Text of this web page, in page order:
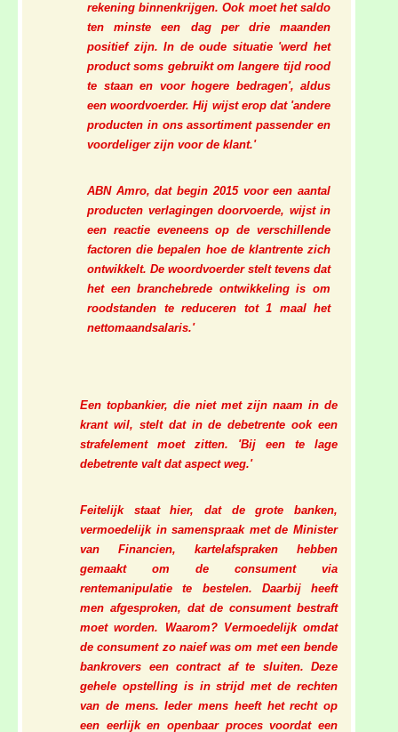
rekening binnenkrijgen. Ook moet het saldo
ten minste een dag per drie maanden
positief zijn. In de oude situatie 'werd het
product soms gebruikt om langere tijd rood
te staan en voor hogere bedragen', aldus
een woordvoerder. Hij wijst erop dat 'andere
producten in ons assortiment passender en
voordeliger zijn voor de klant.'
ABN Amro, dat begin 2015 voor een aantal
producten verlagingen doorvoerde, wijst in
een reactie eveneens op de verschillende
factoren die bepalen hoe de klantrente zich
ontwikkelt. De woordvoerder stelt tevens dat
het een branchebrede ontwikkeling is om
roodstanden te reduceren tot 1 maal het
nettomaandsalaris.'
Een topbankier, die niet met zijn naam in de
krant wil, stelt dat in de debetrente ook een
strafelement moet zitten. 'Bij een te lage
debetrente valt dat aspect weg.'
Feitelijk staat hier, dat de grote banken,
vermoedelijk in samenspraak met de Minister
van Financien, kartelafspraken hebben
gemaakt om de consument via
rentemanipulatie te bestelen. Daarbij heeft
men afgesproken, dat de consument bestraft
moet worden. Waarom? Vermoedelijk omdat
de consument zo naief was om met een bende
bankrovers een contract af te sluiten. Deze
gehele opstelling is in strijd met de rechten
van de mens. Ieder mens heeft het recht op
een eerlijk en openbaar proces voordat een